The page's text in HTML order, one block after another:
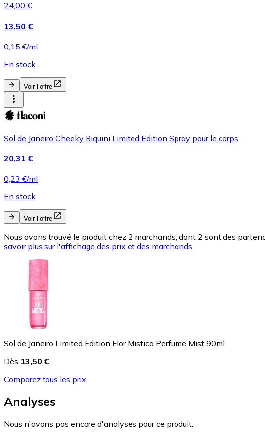
24,00 €
13,50 €
0,15 €/ml
En stock
Voir l’offre
Sol de Janeiro Cheeky Biquini Limited Edition Spray pour le corps
20,31 €
0,23 €/ml
En stock
Voir l’offre
Nous avons trouvé le produit chez 2 marchands, dont 2 sont des
savoir plus sur l'affichage des prix et des marchands.
Sol de Janeiro Limited Edition Flor Mistica Perfume Mist 90ml
Dès 13,50 €
Comparez tous les prix
Analyses
Nous n'avons pas encore d'analyses pour ce produit.